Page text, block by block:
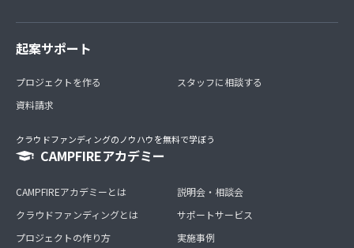
起案サポート
プロジェクトを作る
資料請求
スタッフに相談する
クラウドファンディングのノウハウを無料で学ぼう
CAMPFIREアカデミー
CAMPFIREアカデミーとは
クラウドファンディングとは
プロジェクトの作り方
説明会・相談会
サポートサービス
実施事例